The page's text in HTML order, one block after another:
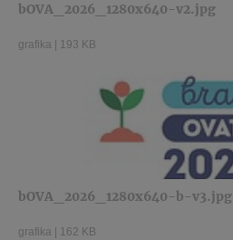
bOVA_2026_1280x640-v2.jpg
grafika 193 KB
bOVA_2026_1280x640-b-v3.jpg
grafika 162 KB